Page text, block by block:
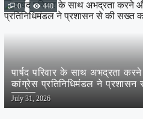
0 440
पार्षद परिवार के साथ अभद्रता
कांग्रेस प्रतिनिधिमंडल ने प्रशासन
की मांग
Posted
on
July 31, 2026